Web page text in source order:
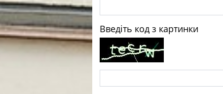
Введіть код з картинки